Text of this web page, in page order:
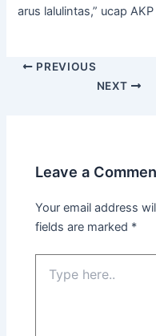
arus lalulintas,” ucap
PREVIOUS
NEXT
Leave a
Your email address
fields are marked *
here..